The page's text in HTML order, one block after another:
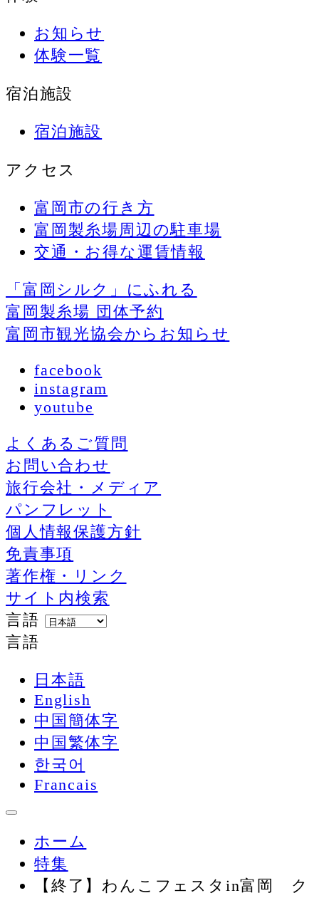
お知らせ
体験一覧
宿泊施設
宿泊施設
アクセス
富岡市の行き方
富岡製糸場周辺の駐車場
交通・お得な運賃情報
「富岡シルク」にふれる
富岡製糸場 団体予約
富岡市観光協会からお知らせ
facebook
instagram
youtube
よくあるご質問
お問い合わせ
旅行会社・メディア
パンフレット
個人情報保護方針
免責事項
著作権・リンク
サイト内検索
言語
言語
日本語
English
中国簡体字
中国繁体字
한국어
Francais
ホーム
特集
【終了】わんこフェスタin富岡 ク